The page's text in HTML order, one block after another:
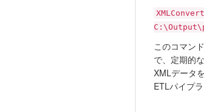
このコマン
で、定期的
XMLデータ
ETLパイプ